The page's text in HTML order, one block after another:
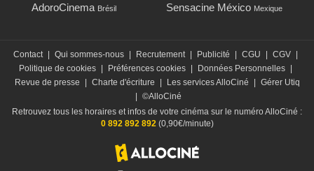
AdoroCinema Brésil Sensacine México Mexique
Contact | Qui sommes-nous | Recrutement | Publicité | CGU | CGV |
Politique de cookies | Préférences cookies | Données Personnelles |
Revue de presse
| Charte d'écriture | Les services AlloCiné | Gérer Utiq
| ©AlloCiné
Retrouvez tous les horaires et infos de votre cinéma sur le numéro AlloCiné :
0 892 892 892 (0,90€/minute)